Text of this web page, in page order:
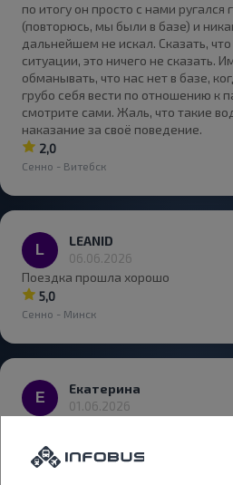
по итогу он просто с нами ругался
(повторюсь, мы были в базе) и
дальнейшем не искал. Сказать,
ситуации, это ничего не сказать.
обманывать, что нас нет в базе,
грубо себя вести по отношению к
смотрите сами. Жаль, что такие
наказание за своё поведение.
2,0
Сенно - Витебск
LEANID
06.06.2026
Поездка прошла хорошо
5,0
Сенно - Минск
Екатерина
01.06.2026
выкупить билет именно до